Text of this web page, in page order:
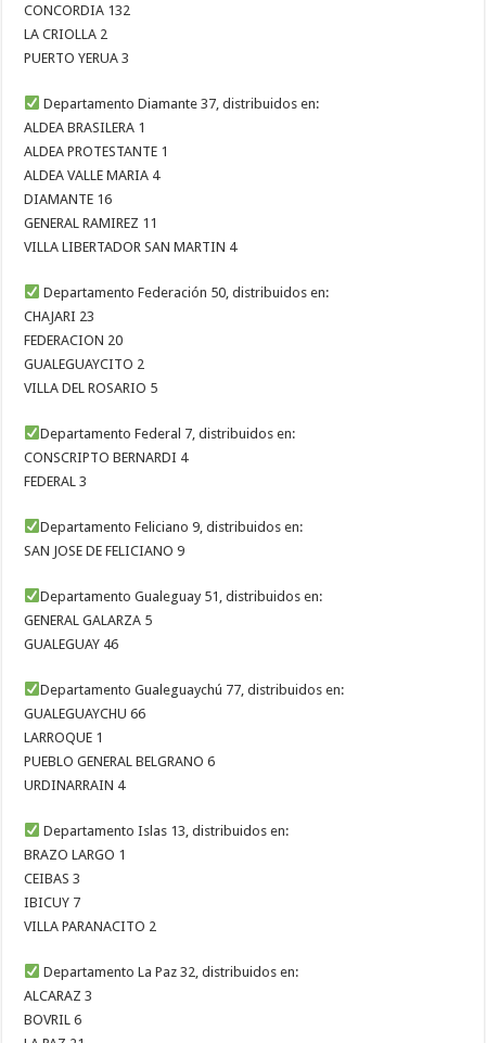
CONCORDIA 132
LA CRIOLLA 2
PUERTO YERUA 3
Departamento Diamante 37, distribuidos en:
ALDEA BRASILERA 1
ALDEA PROTESTANTE 1
ALDEA VALLE MARIA 4
DIAMANTE 16
GENERAL RAMIREZ 11
VILLA LIBERTADOR SAN MARTIN 4
Departamento Federación 50, distribuidos en:
CHAJARI 23
FEDERACION 20
GUALEGUAYCITO 2
VILLA DEL ROSARIO 5
Departamento Federal 7, distribuidos en:
CONSCRIPTO BERNARDI 4
FEDERAL 3
Departamento Feliciano 9, distribuidos en:
SAN JOSE DE FELICIANO 9
Departamento Gualeguay 51, distribuidos en:
GENERAL GALARZA 5
GUALEGUAY 46
Departamento Gualeguaychú 77, distribuidos en:
GUALEGUAYCHU 66
LARROQUE 1
PUEBLO GENERAL BELGRANO 6
URDINARRAIN 4
Departamento Islas 13, distribuidos en:
BRAZO LARGO 1
CEIBAS 3
IBICUY 7
VILLA PARANACITO 2
Departamento La Paz 32, distribuidos en:
ALCARAZ 3
BOVRIL 6